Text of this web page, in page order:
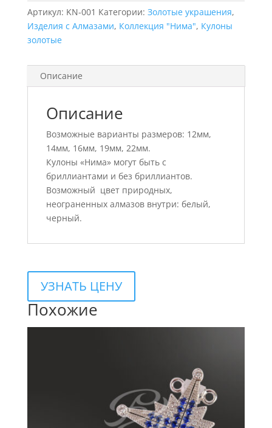
Артикул: KN-001 Категории: Золотые украшения,
Изделия с Алмазами, Коллекция "Нима", Кулоны
золотые
Описание
Описание
Возможные варианты размеров: 12мм,
14мм, 16мм, 19мм, 22мм.
Кулоны «Нима» могут быть с
бриллиантами и без бриллиантов.
Возможный цвет природных,
неограненных алмазов внутри: белый,
черный.
УЗНАТЬ ЦЕНУ
Похожие